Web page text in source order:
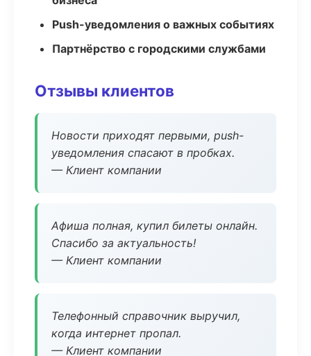
Push-уведомления о важных событиях
Партнёрство с городскими службами
Отзывы клиентов
Новости приходят первыми, push-
уведомления спасают в пробках.
— Клиент компании
Афиша полная, купил билеты онлайн.
Спасибо за актуальность!
— Клиент компании
Телефонный справочник выручил,
когда интернет пропал.
— Клиент компании